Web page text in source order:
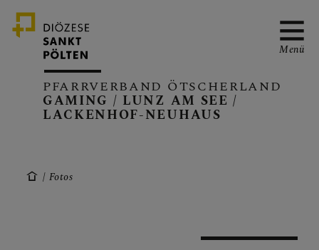
PFARRVERBAND ÖTSCHERLAND
GAMING / LUNZ AM SEE /
LACKENHOF-NEUHAUS
Menü
Fotos